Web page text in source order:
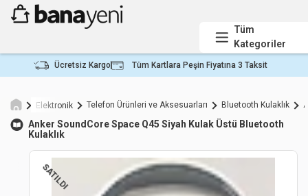
Tüm
Kategoriler
Ücretsiz Kargo Tüm Kartlara Peşin Fiyatına 3 Taksit
Elektronik Telefon Ürünleri ve Aksesuarları Bluetooth Kulaklık
Anker SoundCore Space Q45 Siyah Kulak Üstü Bluetooth
Kulaklık
SATILDI